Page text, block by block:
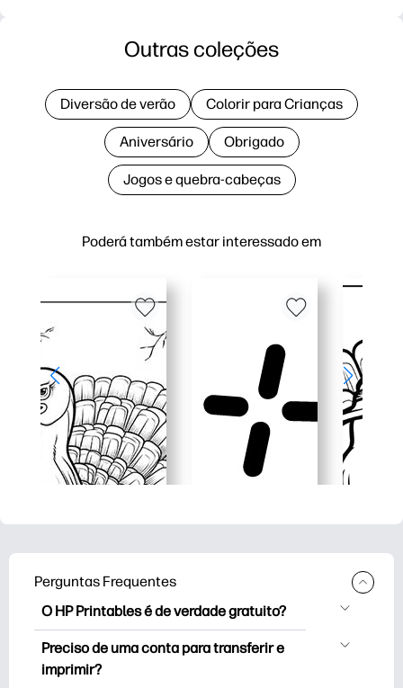
Poderá também estar interessado em
Outras coleções
Diversão de verão Colorir para Crianças
Aniversário Obrigado
Jogos e quebra-cabeças
Perguntas Frequentes
O HP Printables é de verdade gratuito?
O HP Printables oferece mais de 2.500
impressoras de cortesia para download
e impressão. Explore páginas para colorir
Preciso de uma conta para transferir e
imprimir?